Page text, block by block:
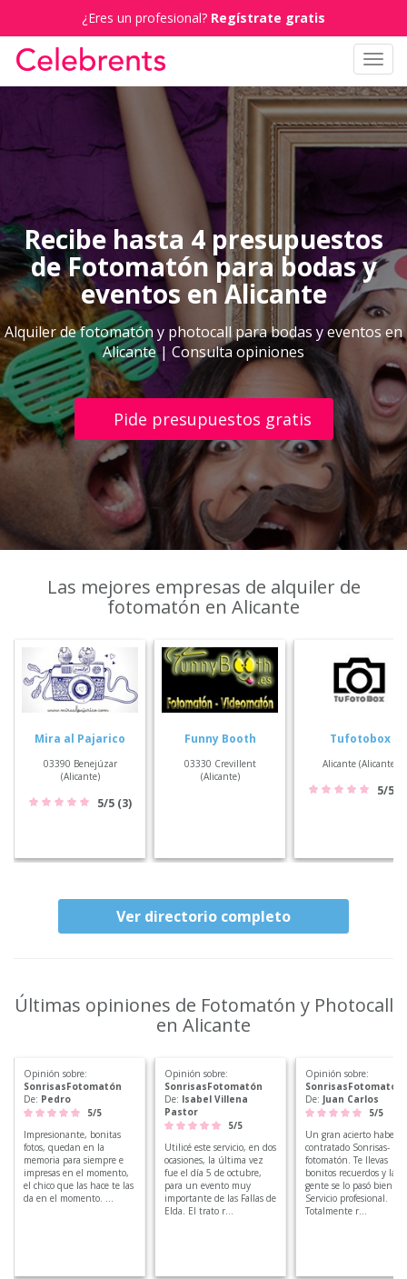
¿Eres un profesional? Regístrate gratis
Recibe hasta 4 presupuestos
de Fotomatón para bodas y
eventos en Alicante
Alquiler de fotomatón y photocall para bodas y eventos en
Alicante | Consulta opiniones
Pide presupuestos gratis
Las mejores empresas de alquiler de
fotomatón en Alicante
Mira al Pajarico
03390 Benejúzar
(Alicante)
5/5 (3)
Funny Booth
03330 Crevillent
(Alicante)
Tufotobox
Alicante (Alicante)
5/5
Ver directorio completo
Últimas opiniones de Fotomatón y Photocall
en Alicante
Opinión sobre:
SonrisasFotomatón
De: Pedro
5/5
Impresionante, bonitas
fotos, quedan en la
memoria para siempre e
impresas en el momento,
el chico que las hace te las
da en el momento. ...
Opinión sobre:
SonrisasFotomatón
De: Isabel Villena
Pastor
5/5
Utilicé este servicio, en dos
ocasiones, la última vez
fue el día 5 de octubre,
para un evento muy
importante de las Fallas de
Elda. El trato r...
Opinión sobre:
SonrisasFotomatón
De: Juan Carlos
5/5
Un gran acierto haber
contratado Sonrisas-
fotomatón. Te llevas
bonitos recuerdos y la
gente se lo pasó bien.
Servicio profesional.
Totalmente r...